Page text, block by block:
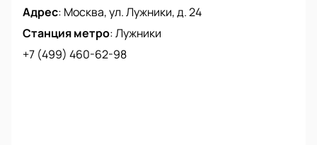
Адрес: Москва, ул. Лужники, д. 24
Станция метро:Лужники
+7 (499) 460-62-98